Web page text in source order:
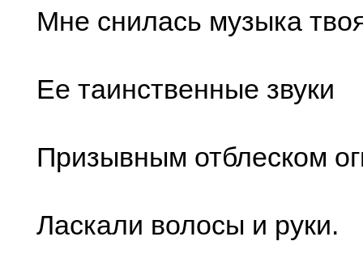
Мне снилась музыка
Ее таинственные звуки
Призывным отблеском
Ласкали волосы и руки.